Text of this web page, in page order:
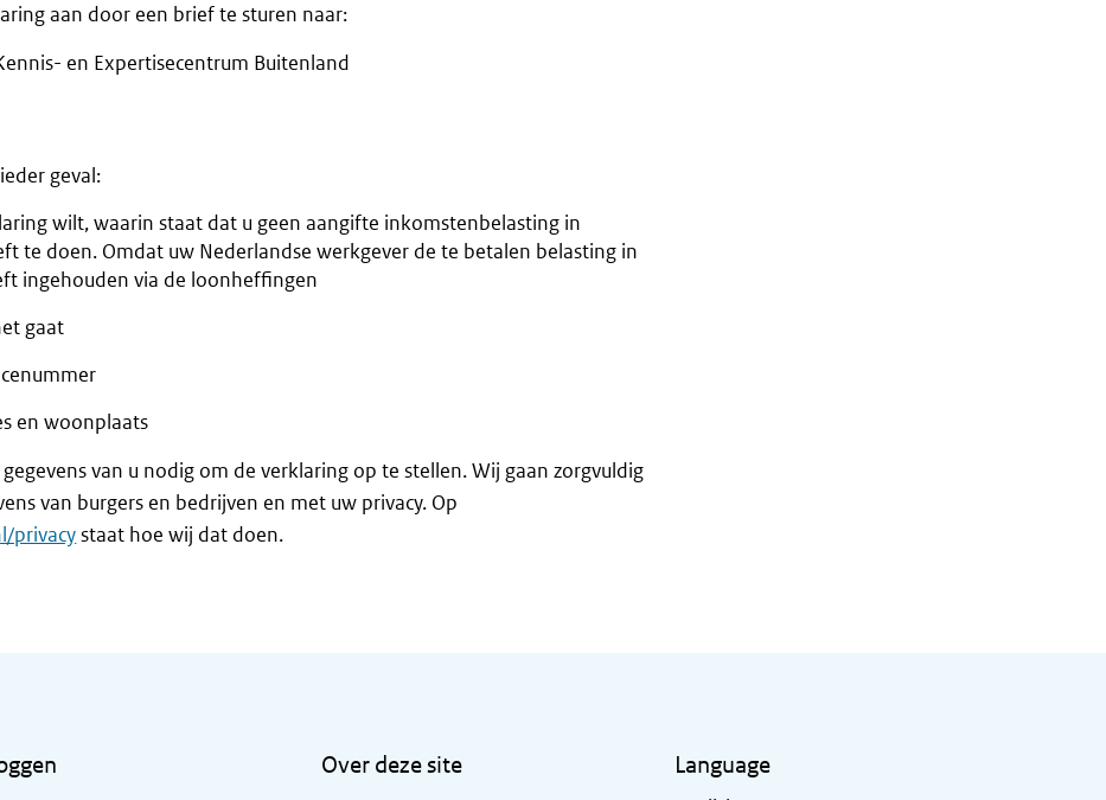
aan door een brief te sturen naar:
en Expertisecentrum Buitenland
geval:
wilt, waarin staat dat u geen aangifte inkomstenbelasting in
te doen. Omdat uw Nederlandse werkgever de te betalen belasting in
ingehouden via de loonheffingen
gaat
en woonplaats
van u nodig om de verklaring op te stellen. Wij gaan zorgvuldig
van burgers en bedrijven en met uw privacy. Op
privacystaat hoe wij dat doen.
Over deze site Language